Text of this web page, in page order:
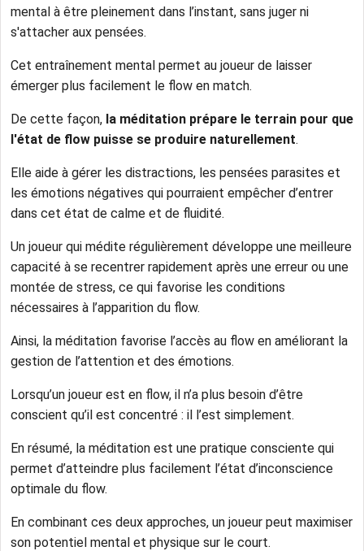
mental à être pleinement dans l’instant, sans juger ni
s'attacher aux pensées.
Cet entraînement mental permet au joueur de laisser
émerger plus facilement le flow en match.
De cette façon, la méditation prépare le terrain pour que
l'état de flow puisse se produire naturellement.
Elle aide à gérer les distractions, les pensées parasites et
les émotions négatives qui pourraient empêcher d’entrer
dans cet état de calme et de fluidité.
Un joueur qui médite régulièrement développe une meilleure
capacité à se recentrer rapidement après une erreur ou une
montée de stress, ce qui favorise les conditions
nécessaires à l’apparition du flow.
Ainsi, la méditation favorise l’accès au flow en améliorant la
gestion de l’attention et des émotions.
Lorsqu’un joueur est en flow, il n’a plus besoin d’être
conscient qu’il est concentré : il l’est simplement.
En résumé, la méditation est une pratique consciente qui
permet d’atteindre plus facilement l’état d’inconscience
optimale du flow.
En combinant ces deux approches, un joueur peut maximiser
son potentiel mental et physique sur le court.